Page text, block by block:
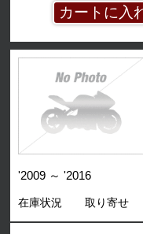
'2009 ～ '2016
在庫状況 取り寄せ